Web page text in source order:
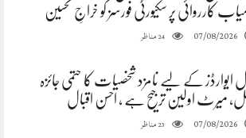
کارروائی پر سکیورٹی فورسز کو خراجِ تحسین
07/08/2026
24مناظر
ایوارڈز کے لیے نامزد شخصیات کا حتمی جائزہ
میرٹ اولین ترجیح ہے ، احسن اقبال
07/08/2026
23مناظر